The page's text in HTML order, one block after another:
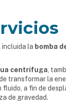
incluida la bomba
centrífuga ,
transformar la
fluido, a fin de
de gravedad.